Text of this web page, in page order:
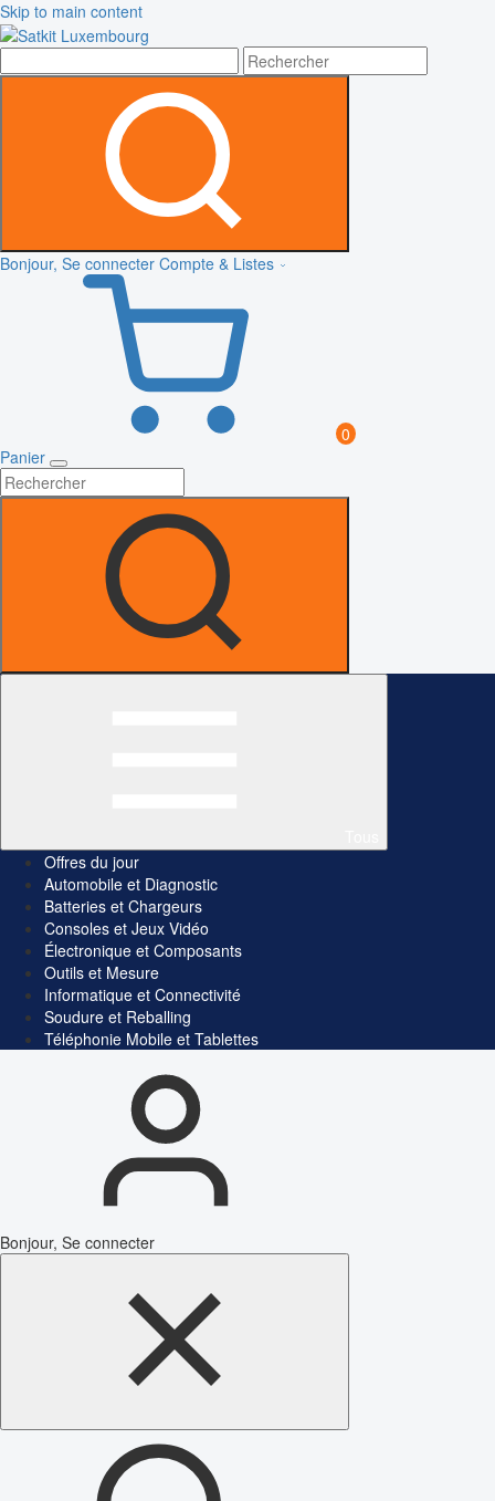
Skip to main content
Bonjour, Se connecter Compte & Listes
0
Panier
Offres du jour
Automobile et Diagnostic
Batteries et Chargeurs
Consoles et Jeux Vidéo
Électronique et Composants
Outils et Mesure
Informatique et Connectivité
Soudure et Reballing
Téléphonie Mobile et Tablettes
Bonjour, Se connecter